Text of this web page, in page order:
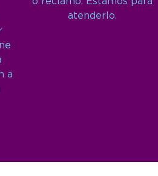
a
atenderlo.